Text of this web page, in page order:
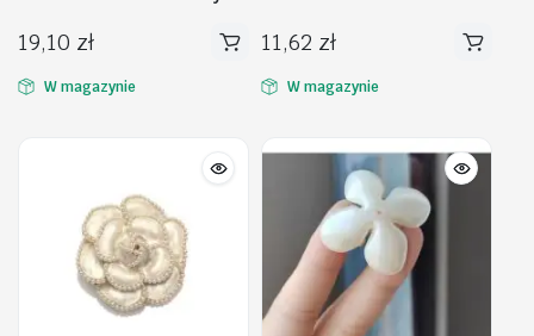
19,10 zł
W magazynie
11,62 zł
W magazynie